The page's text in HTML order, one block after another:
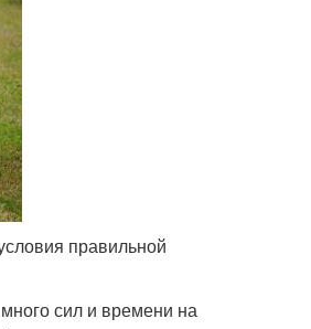
правильной
сил и времени на